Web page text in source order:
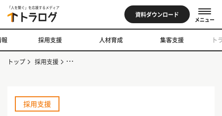
「人を繋ぐ」を応援するメディア
資料ダウンロード
メニュー
採用支援 人材育成 集客支援 ト
トップ 採用支援 Indeed運用事例のご紹介！成果につながる運用のコツや
採用支援